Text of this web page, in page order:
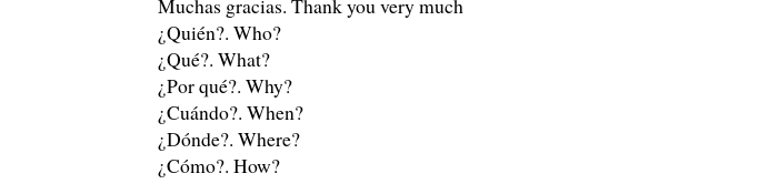
¿Quién?. Who?
¿Qué?. What?
¿Por qué?. Why?
¿Cuándo?. When?
¿Dónde?. Where?
¿Cómo?. How?